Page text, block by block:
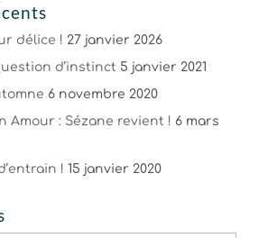
délice ! 27 janvier 2026
d’instinct 5 janvier 2021
6 novembre 2020
Amour : Sézane revient ! 6 mars
! 15 janvier 2020